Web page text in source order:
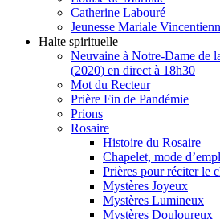
Catherine Labouré
Jeunesse Mariale
Halte spirituelle
Neuvaine à Notre-Dame de
(2020) en direct à 18h30
Mot du Recteur
Prière Fin de Pandémie
Prions
Rosaire
Histoire du Rosaire
Chapelet, mode
Prières pour réciter le
Mystères Joyeux
Mystères Lumineux
Mystères Douloureux